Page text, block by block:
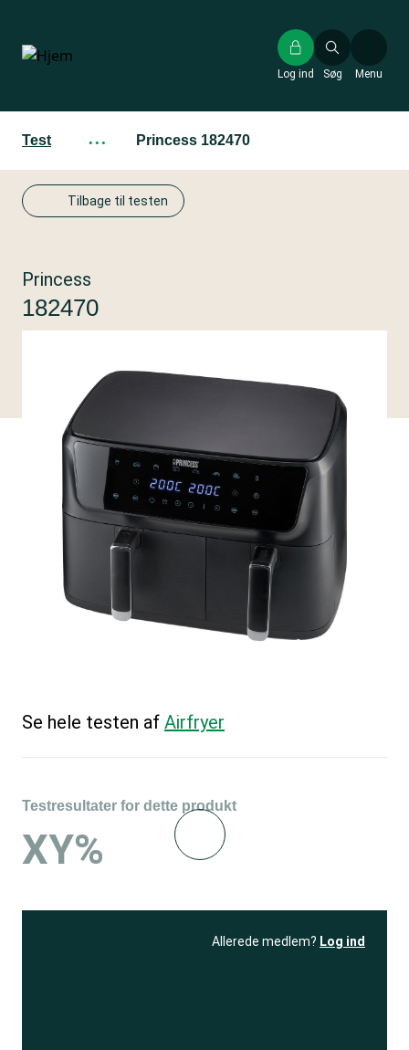
hovedindhold
Søg
Log ind Menu
Test ··· Princess 182470
Tilbage til testen
Princess
182470
Se hele testen af Airfryer
Testresultater for dette produkt
XY%
Allerede medlem? Log ind